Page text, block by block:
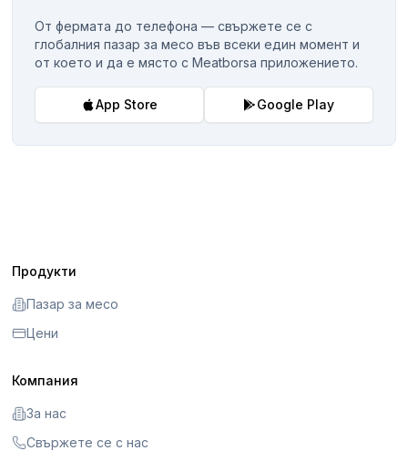
От фермата до телефона — свържете се с
глобалния пазар за месо във всеки един момент и
от което и да е място с Meatborsa приложението.
App Store Google Play
Продукти
Пазар за месо
Цени
Компания
За нас
Свържете се с нас